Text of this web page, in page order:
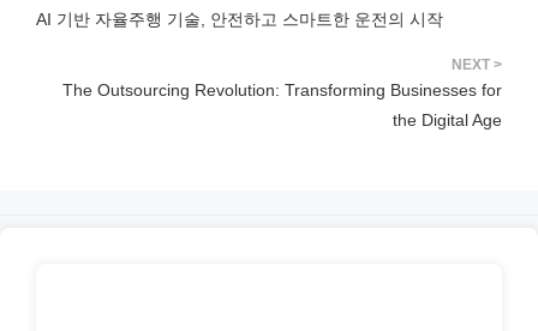
AI 기반 자율주행 기술, 안전하고 스마트한 운전의 시작
The Outsourcing Revolution: Transforming Businesses for
the Digital Age